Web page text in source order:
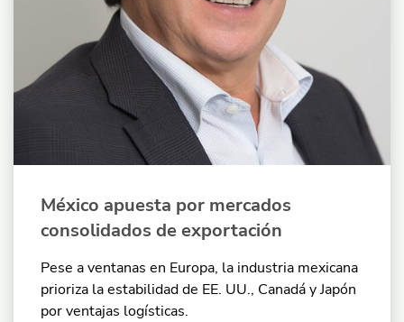
México apuesta por mercados
consolidados de exportación
Pese a ventanas en Europa, la industria mexicana
prioriza la estabilidad de EE. UU., Canadá y Japón
por ventajas logísticas.